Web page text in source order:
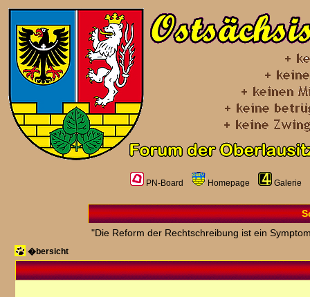
PN-Board Homepage Galerie
"Die Reform der Rechtschreibung ist ein
�bersicht